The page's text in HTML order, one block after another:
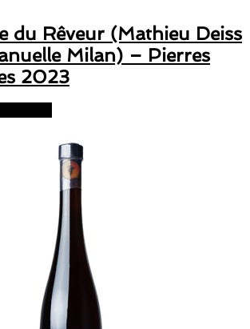
du Rêveur (Mathieu Deiss
Milan) – Pierres
2023